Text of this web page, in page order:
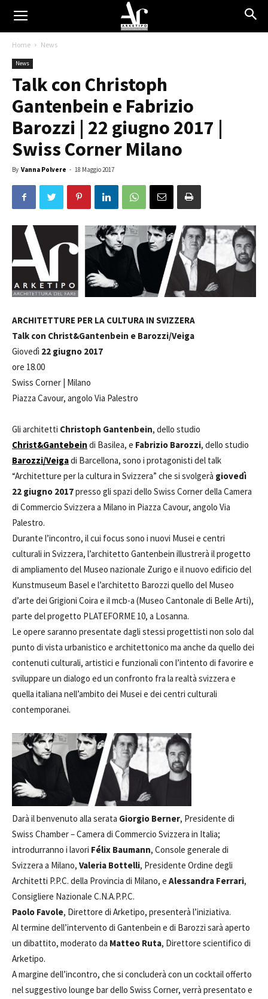
Home News
News
Talk con Christoph
Gantenbein e Fabrizio
Barozzi | 22 giugno 2017 |
Swiss Corner Milano
By Vanna Polvere - 18 Maggio 2017
ARCHITETTURE PER LA CULTURA IN SVIZZERA
Talk con Christ&Gantenbein e Barozzi/Veiga
Giovedì 22 giugno 2017
ore 18.00
Swiss Corner | Milano
Piazza Cavour, angolo Via Palestro
Gli architetti Christoph Gantenbein, dello studio
Christ&Gantebein di Basilea, e Fabrizio Barozzi, dello studio
Barozzi/Veigadi Barcellona, sono i protagonisti del talk
“Architetture per la cultura in Svizzera” che si svolgerà giovedì
22 giugno 2017presso gli spazi dello Swiss Corner della Camera
di Commercio Svizzera a Milano in Piazza Cavour, angolo Via
Palestro.
Durante l’incontro, il cui focus sono i nuovi Musei e centri
culturali in Svizzera, l’architetto Gantenbein illustrerà il progetto
di ampliamento del Museo nazionale Zurigo e il nuovo edificio del
Kunstmuseum Basel e l’architetto Barozzi quello del Museo
d’arte dei Grigioni Coira e il mcb-a (Museo Cantonale di Belle Arti),
parte del progetto PLATEFORME 10, a Losanna.
Le opere saranno presentate dagli stessi progettisti non solo dal
punto di vista urbanistico e architettonico ma anche da quello dei
contenuti culturali, artistici e funzionali con l’intento di favorire e
sviluppare un dialogo ed un confronto fra la realtà svizzera e
quella italiana nell’ambito dei Musei e dei centri culturali
contemporanei.
Darà il benvenuto alla serata Giorgio Berner, Presidente di
Swiss Chamber – Camera di Commercio Svizzera in Italia;
introdurranno i lavori Félix Baumann, Console generale di
Svizzera a Milano, Valeria Bottelli, Presidente Ordine degli
Architetti P.P.C. della Provincia di Milano, e Alessandra Ferrari,
Consigliere Nazionale C.N.A.P.P.C.
Paolo Favole, Direttore di Arketipo, presenterà l’iniziativa.
Al termine dell’intervento di Gantenbein e di Barozzi sarà aperto
un dibattito, moderato da Matteo Ruta, Direttore scientifico di
Arketipo.
A margine dell’incontro, che si concluderà con un cocktail offerto
nel suggestivo lounge bar dello Swiss Corner, verrà presentato e